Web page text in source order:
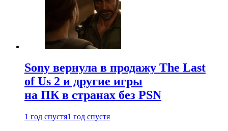
Sony вернула в продажу The Last
of Us 2 и другие игры
на ПК в странах без PSN
1 год спустя1 год спустя